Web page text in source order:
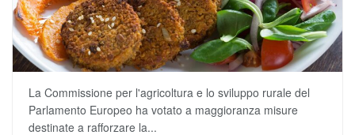
La Commissione per l'agricoltura e lo sviluppo rurale del
Parlamento Europeo ha votato a maggioranza misure
destinate a rafforzare la...